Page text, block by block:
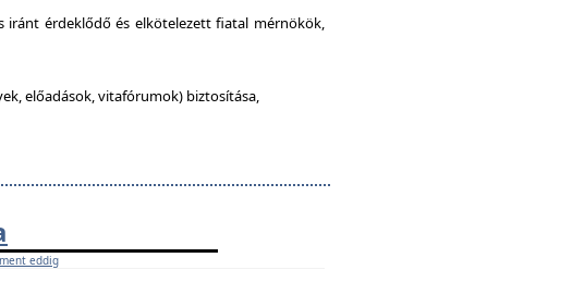
iránt érdeklődő és elkötelezett fiatal mérnökök,
előadások, vitafórumok) biztosítása,
eddig